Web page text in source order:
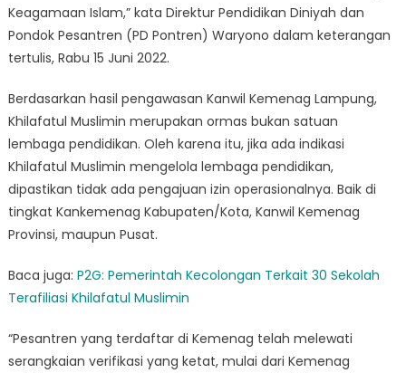
Keagamaan Islam,” kata Direktur Pendidikan Diniyah dan
Pondok Pesantren (PD Pontren) Waryono dalam keterangan
tertulis, Rabu 15 Juni 2022.
Berdasarkan hasil pengawasan Kanwil Kemenag Lampung,
Khilafatul Muslimin merupakan ormas bukan satuan
lembaga pendidikan. Oleh karena itu, jika ada indikasi
Khilafatul Muslimin mengelola lembaga pendidikan,
dipastikan tidak ada pengajuan izin operasionalnya. Baik di
tingkat Kankemenag Kabupaten/Kota, Kanwil Kemenag
Provinsi, maupun Pusat.
Baca juga: P2G: Pemerintah Kecolongan Terkait 30 Sekolah
Terafiliasi Khilafatul Muslimin
“Pesantren yang terdaftar di Kemenag telah melewati
serangkaian verifikasi yang ketat, mulai dari Kemenag